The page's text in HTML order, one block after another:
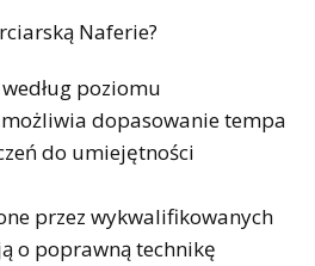
Naferie?
poziomu
dopasowanie tempa
do umiejętności
przez wykwalifikowanych
o poprawną technikę